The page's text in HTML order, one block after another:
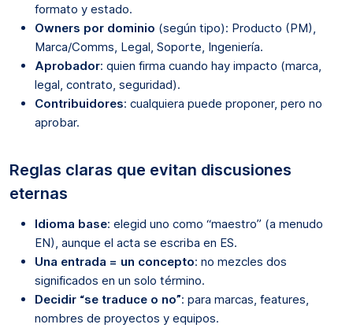
formato y estado.
Owners por dominio (según tipo): Producto (PM),
Marca/Comms, Legal, Soporte, Ingeniería.
Aprobador: quien firma cuando hay impacto (marca,
legal, contrato, seguridad).
Contribuidores: cualquiera puede proponer, pero no
aprobar.
Reglas claras que evitan discusiones
eternas
Idioma base: elegid uno como “maestro” (a menudo
EN), aunque el acta se escriba en ES.
Una entrada = un concepto: no mezcles dos
significados en un solo término.
Decidir “se traduce o no”: para marcas, features,
nombres de proyectos y equipos.